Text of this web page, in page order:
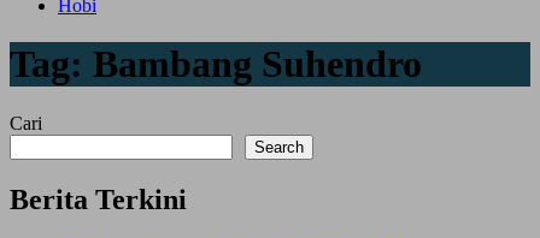
Hobi
Tag: Bambang Suhendro
Cari
Search
Berita Terkini